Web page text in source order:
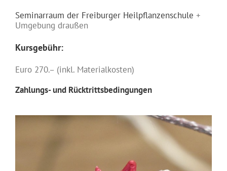
Seminarraum der Freiburger Heilpflanzenschule +
Umgebung draußen
Kursgebühr:
Euro 270.– (inkl. Materialkosten)
Zahlungs- und Rücktrittsbedingungen